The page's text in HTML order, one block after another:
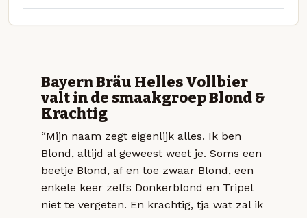
Bayern Bräu Helles Vollbier
valt in de smaakgroep Blond &
Krachtig
“Mijn naam zegt eigenlijk alles. Ik ben
Blond, altijd al geweest weet je. Soms een
beetje Blond, af en toe zwaar Blond, een
enkele keer zelfs Donkerblond en Tripel
niet te vergeten. En krachtig, tja wat zal ik